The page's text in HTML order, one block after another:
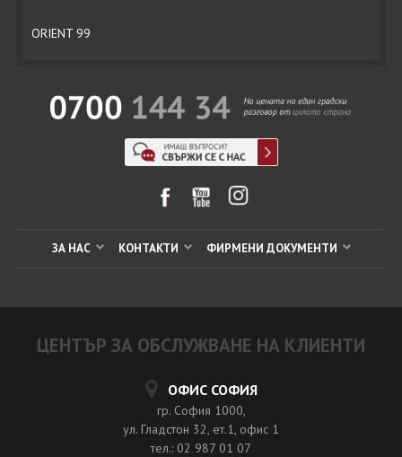
ORIENT 99
ЗА НАС КОНТАКТИ ФИРМЕНИ ДОКУМЕНТИ
ЦЕНТЪР ЗА ОБСЛУЖВАНЕ НА КЛИЕНТИ
ОФИС СОФИЯ
гр. София 1000,
ул. Гладстон 32, ет.1, офис 1
тел.: 02 987 01 07